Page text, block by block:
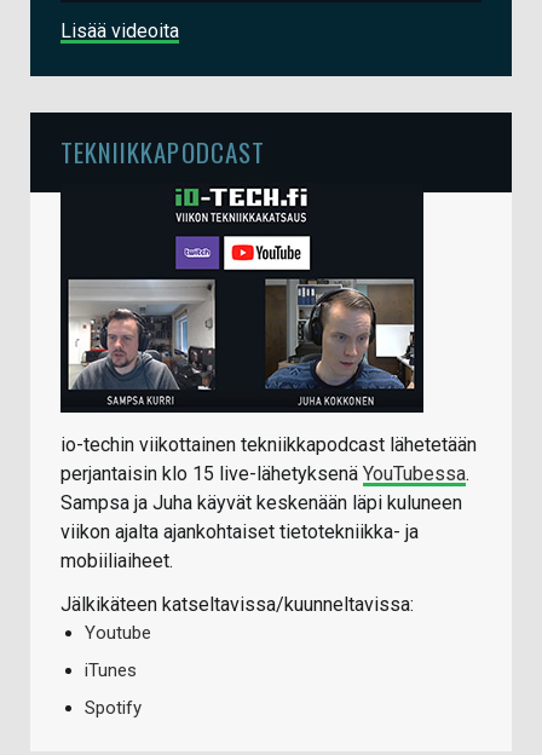
Lisää videoita
TEKNIIKKAPODCAST
io-techin viikottainen tekniikkapodcast lähetetään
perjantaisin klo 15 live-lähetyksenä YouTubessa.
Sampsa ja Juha käyvät keskenään läpi kuluneen
viikon ajalta ajankohtaiset tietotekniikka- ja
mobiiliaiheet.
Jälkikäteen katseltavissa/kuunneltavissa:
Youtube
iTunes
Spotify